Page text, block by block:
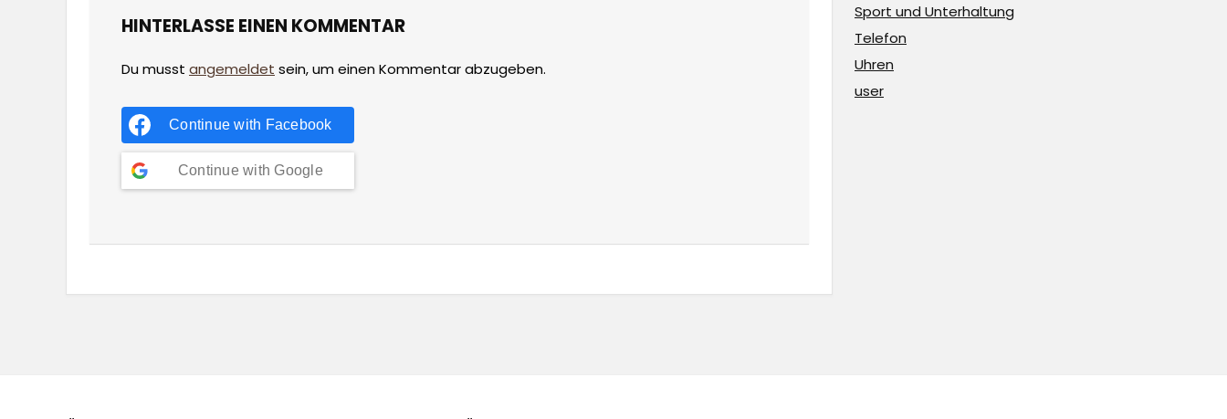
HINTERLASSE EINEN KOMMENTAR
Du musst angemeldet sein, um einen Kommentar abzugeben.
Continue with Facebook
Continue with Google
Sport und Unterhaltung
Telefon
Uhren
user